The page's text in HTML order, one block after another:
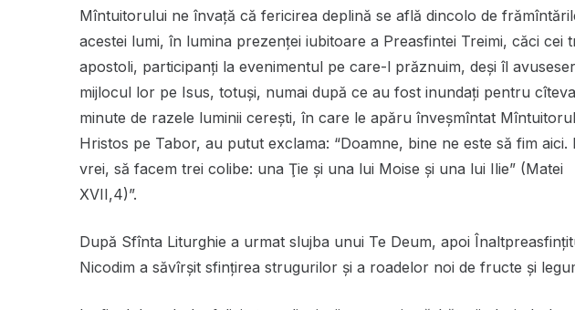
Mîntuitorului ne învaţă că fericirea deplină se află dincolo de
acestei lumi, în lumina prezenței iubitoare a Preasfintei Treimi, căci cei
apostoli, participanţi la evenimentul pe care-l prăznuim, deşi îl
mijlocul lor pe Isus, totuşi, numai după ce au fost inundaţi pentru cîteva
minute de razele luminii cereşti, în care le apăru înveşmîntat Mîntuitorul
Hristos pe Tabor, au putut exclama: “Doamne, bine ne este să fim aici.
vrei, să facem trei colibe: una Ţie şi una lui Moise şi una lui Ilie” (Matei
XVII,4)”.
După Sfînta Liturghie a urmat slujba unui Te Deum, apoi
Nicodim a săvîrșit sfințirea strugurilor și a roadelor noi de fructe și